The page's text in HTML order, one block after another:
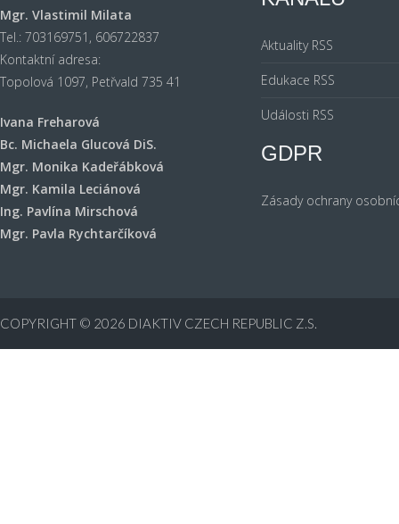
Mgr. Vlastimil Milata
Tel.: 703169751, 606722837
Kontaktní adresa:
Topolová 1097, Petřvald 735 41
Ivana Freharová
Bc. Michaela Glucová DiS.
Mgr. Monika Kadeřábková
Mgr. Kamila Leciánová
Ing. Pavlína Mirschová
Mgr. Pavla Rychtarčíková
Aktuality RSS
Edukace RSS
Události RSS
GDPR
Zásady ochrany
COPYRIGHT © 2026 DIAKTIV CZECH REPUBLIC Z.S.